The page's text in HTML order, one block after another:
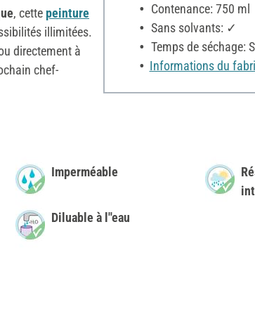
, cette peinture
illimitées.
directement à
chef-
Contenance: 750 ml
Sans solvants: ✓
Temps de séchage:
Informations du
Imperméable
Diluable à l''eau